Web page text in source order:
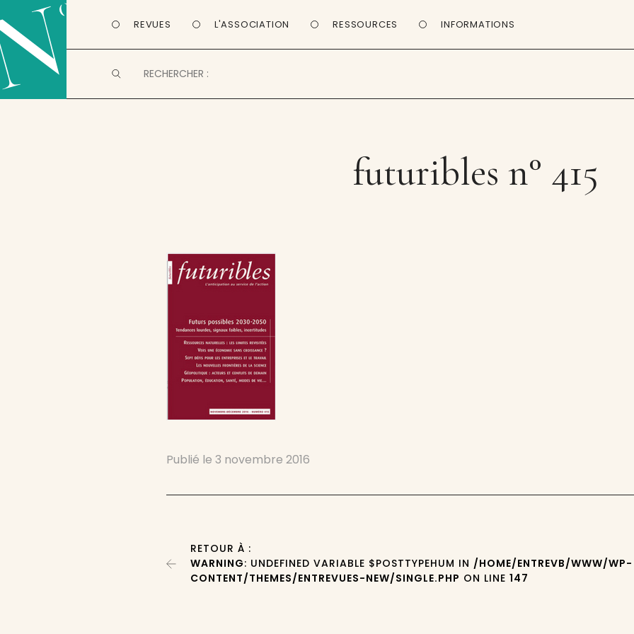
REVUES L'ASSOCIATION RESSOURCES INFORMATIONS
futuribles n° 415
Publié le3 novembre 2016
RETOUR À :
WARNING: UNDEFINED VARIABLE $POSTTYPEHUM IN /HOME/ENTREVB/WWW/WP-
CONTENT/THEMES/ENTREVUES-NEW/SINGLE.PHP ON LINE147